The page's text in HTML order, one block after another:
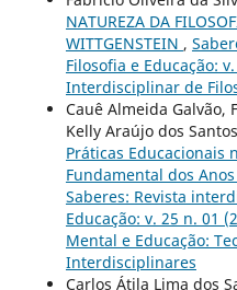
NATUREZA DA
WITTGENSTEIN ,
Filosofia e Educação:
Interdisciplinar de
Cauê Almeida Galvão,
Kelly Araújo dos
Práticas Educacionais
Fundamental dos
Saberes: Revista
Educação: v. 25 n. 01
Mental e Educação:
Interdisciplinares
Carlos Átila Lima dos